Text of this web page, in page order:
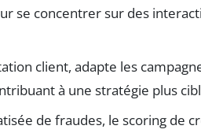
se concentrer sur des
client, adapte les
à une stratégie plus
de fraudes, le scoring de